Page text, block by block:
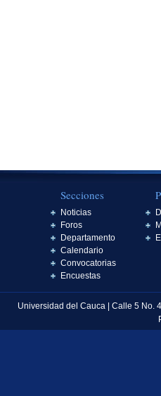
Secciones
Noticias
Foros
Departamento
Calendario
Convocatorias
Encuestas
Universidad del Cauca | Calle 5 No.